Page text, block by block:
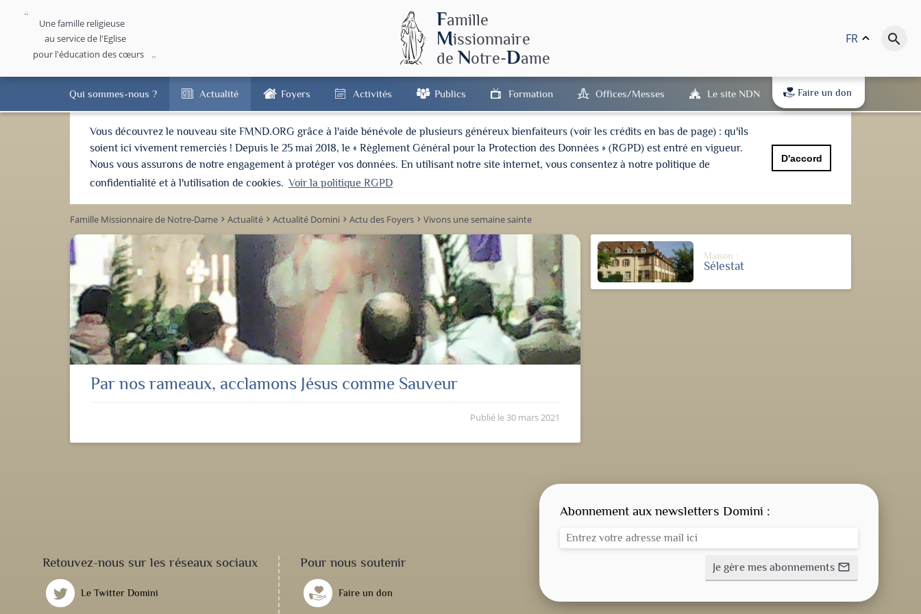
Une famille religieuse
au service de l'Eglise
pour l'éducation des cœurs
Famille
Missionnaire
de Notre-Dame
FR keyboard_arrow_up search
Qui sommes-nous ? Actualité Foyers Activités Publics Formation Offices/Messes Le site NDN Faire un don
Vous découvrez le nouveau site FMND.ORG grâce à l'aide bénévole de plusieurs généreux bienfaiteurs (voir les crédits en bas de page) : qu'ils
soient ici vivement remerciés ! Depuis le 25 mai 2018, le « Règlement Général pour la Protection des Données » (RGPD) est entré en vigueur.
Nous vous assurons de notre engagement à protéger vos données. En utilisant notre site internet, vous consentez à notre politique de
confidentialité et à l'utilisation de cookies. Voir la politique RGPD
D'accord
Famille Missionnaire de Notre-Dame keyboard_arrow_right Actualité keyboard_arrow_right Actualité Domini keyboard_arrow_right Actu des Foyers keyboard_arrow_right Vivons une semaine sainte
Par nos rameaux, acclamons Jésus comme Sauveur
Publié le 30 mars 2021
Maison :
Sélestat
Retouvez-nous sur les réseaux sociaux
Le Twitter Domini
Pour nous soutenir
Faire un don
Abonnement aux newsletters Domini :
Je gère mes abonnements mail_outline